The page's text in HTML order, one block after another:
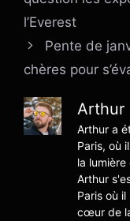
l’Everest
Pente de
chères pour
Arthur
Arthur a
Paris, où
la
Arthur
Paris où
cœur de